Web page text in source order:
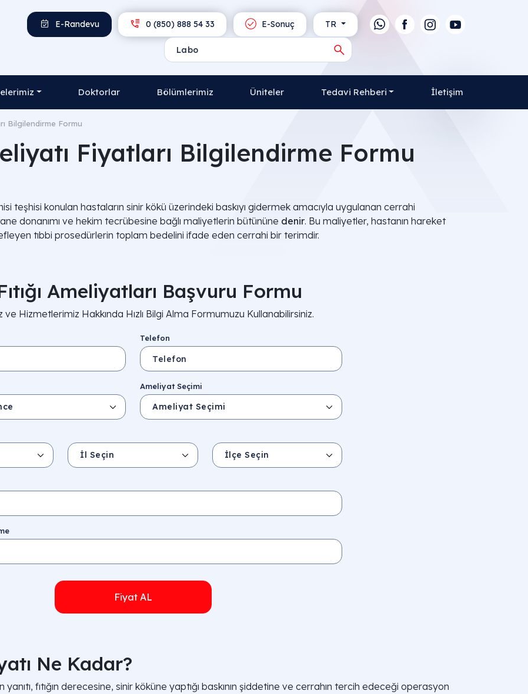
TR
E-Sonuç
0 (850) 888 54 33
E-Randevu
Doktorlar Bölümlerimiz Üniteler Tedavi Rehberi İletişim
Bilgilendirme Formu
Fiyatları Bilgilendirme Formu
teşhisi konulan hastaların sinir kökü üzerindeki baskıyı gidermek amacıyla uygulanan cerrahi
donanımı ve hekim tecrübesine bağlı maliyetlerin bütününe denir. Bu maliyetler, hastanın hareket
tıbbi prosedürlerin toplam bedelini ifade eden cerrahi bir terimdir.
Ameliyatları Başvuru Formu
ve Hizmetlerimiz Hakkında Hızlı Bilgi Alma Formumuzu Kullanabilirsiniz.
Telefon
Ameliyat Seçimi
İl Seçin İlçe Seçin
Fiyat AL
Ne Kadar?
yanıtı, fıtığın derecesine, sinir köküne yaptığı baskının şiddetine ve cerrahın tercih edeceği operasyon